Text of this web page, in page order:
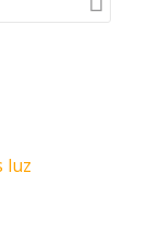
luz